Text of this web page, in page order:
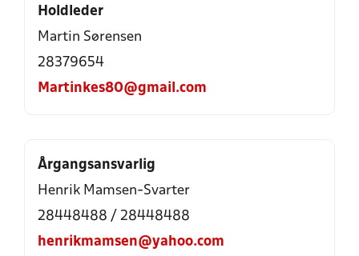
Holdleder
Martin Sørensen
28379654
Martinkes80@gmail.com
Årgangsansvarlig
Henrik Mamsen-Svarter
28448488 / 28448488
henrikmamsen@yahoo.com